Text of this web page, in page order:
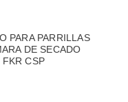
PARA PARRILLAS
DE SECADO
CSP